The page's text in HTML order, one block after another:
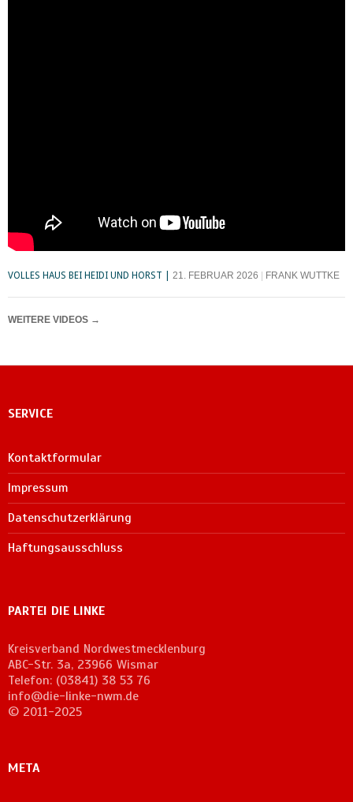
VOLLES HAUS BEI HEIDI UND HORST 21. FEBRUAR 2026 FRANK WUTTKE
WEITERE VIDEOS →
SERVICE
Kontaktformular
Impressum
Datenschutzerklärung
Haftungsausschluss
PARTEI DIE LINKE
Kreisverband Nordwestmecklenburg
ABC-Str. 3a, 23966 Wismar
Telefon: (03841) 38 53 76
info@die-linke-nwm.de
© 2011-2025
META